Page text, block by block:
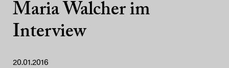
Maria Walcher im
Interview
20.01.2016